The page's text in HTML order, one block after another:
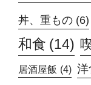
丼、重もの (6)
和食 (14)
居酒屋飯 (4) 洋